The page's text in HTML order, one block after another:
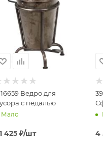
Ведро для
с педалью
Мало
425 ₽/шт 4